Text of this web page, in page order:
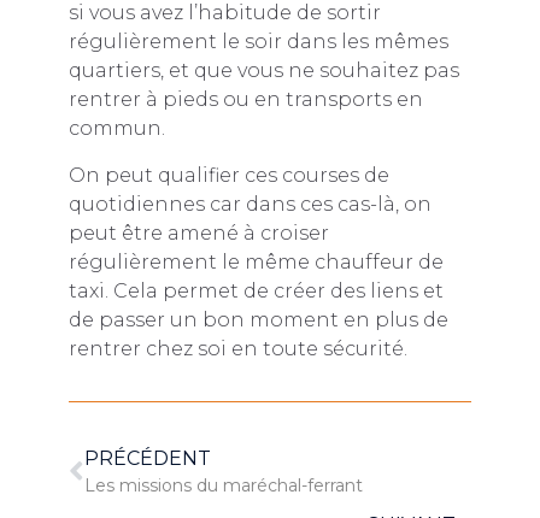
si vous avez l’habitude de sortir
régulièrement le soir dans les mêmes
quartiers, et que vous ne souhaitez pas
rentrer à pieds ou en transports en
commun.
On peut qualifier ces courses de
quotidiennes car dans ces cas-là, on
peut être amené à croiser
régulièrement le même chauffeur de
taxi. Cela permet de créer des liens et
de passer un bon moment en plus de
rentrer chez soi en toute sécurité.
PRÉCÉDENT
Les missions du maréchal-ferrant